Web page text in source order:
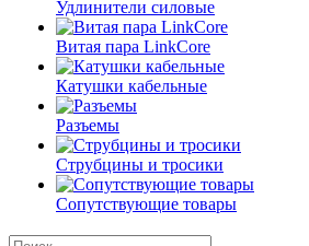
Удлинители силовые
Витая пара LinkCore
Катушки кабельные
Разъемы
Струбцины и тросики
Сопутствующие товары